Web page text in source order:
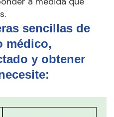
sencillas de
médico,
y obtener